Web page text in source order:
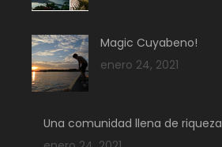
Magic Cuyabeno!
enero 24, 2021
Una comunidad llena de riqueza